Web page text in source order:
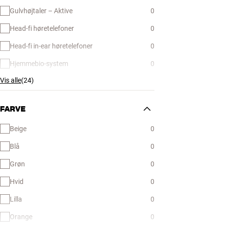
Gulvhøjtaler – Aktive 0
Head-fi høretelefoner 0
Head-fi in-ear høretelefoner 0
Hjemmebio-system 0
Vis alle(24)
FARVE
Beige 0
Blå 0
Grøn 0
Hvid 0
Lilla 0
Orange 0